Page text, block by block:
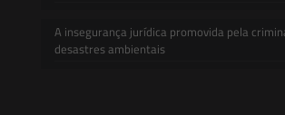
A insegurança jurídica promovida pela
desastres ambientais